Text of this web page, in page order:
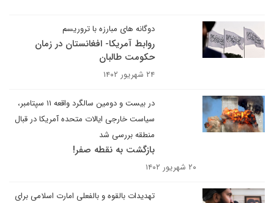
دوگانه های مبارزه با تروریسم
روابط آمریکا- افغانستان در زمان
حکومت طالبان
۲۴ شهریور ۱۴۰۲
در بیست و دومین سالگرد واقعه ۱۱ سپتامبر،
سیاست خارجی ایالات متحده آمریکا در قبال
منطقه بررسی شد
بازگشت به نقطه صفر!
۲۰ شهریور ۱۴۰۲
تهدیدات بالقوه و بالفعلی امارت اسلامی برای